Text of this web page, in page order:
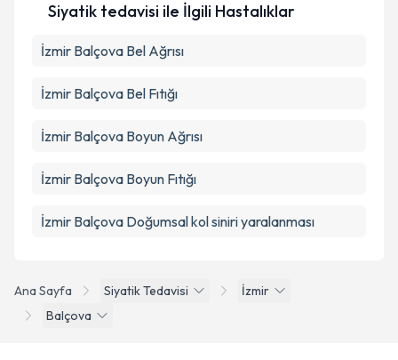
Ana Sayfa Siyatik Tedavisi
İzmir
Balçova
Siyatik tedavisi ile İlgili Hastalıklar
İzmir Balçova Bel Ağrısı
İzmir Balçova Bel Fıtığı
İzmir Balçova Boyun Ağrısı
İzmir Balçova Boyun Fıtığı
İzmir Balçova Doğumsal kol siniri yaralanması